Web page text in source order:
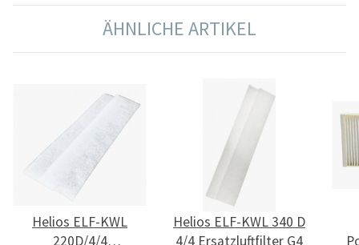
ÄHNLICHE ARTIKEL
Helios ELF-KWL
220D/4/4
Helios ELF-KWL 340 D
4/4 Ersatzluftfilter G4